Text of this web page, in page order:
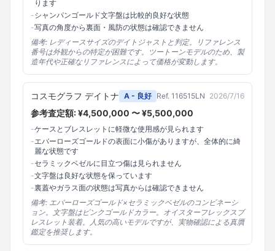
ります
-シャンパンゴールド文字盤は比較的良好な状態
-写真の角度から裏面・風防の状態は確認できません
備考: レディースサイズのデイトジャストと判定。リファレンス
番号は外観からの特定が困難です。ツートーンモデルのため、製
造年代や正確なリファレンスによって価格が変動します。
コスモグラフ デイトナ A - 良好 Ref. 116515LN 2026/7/16
参考査定額: ¥4,500,000 〜 ¥5,500,000
-ケースとブレスレットに軽微な使用感が見られます
-エバーローズゴールドの表面に小傷がありますが、全体的に綺
麗な状態です
-セラミックベゼルに目立つ傷は見られません
-文字盤は良好な状態を保っています
-裏蓋やガラス面の状態は写真からは確認できません
備考: エバーローズゴールド×セラミックベゼルのコンビネーシ
ョン。文字盤はピンクゴールドカラー。オイスターフレックスブ
レスレット装着。人気の高いモデルですが、実物確認による真贋
鑑定を推奨します。